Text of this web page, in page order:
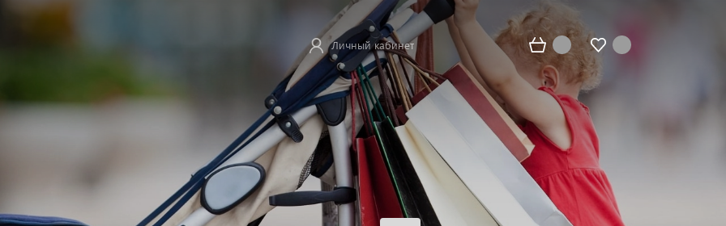
Личный кабинет